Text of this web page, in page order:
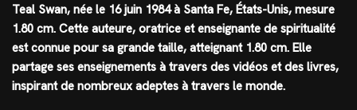
Teal Swan, née le 16 juin 1984 à Santa Fe, États-Unis, mesure
1.80 cm. Cette auteure, oratrice et enseignante de spiritualité
est connue pour sa grande taille, atteignant 1.80 cm. Elle
partage ses enseignements à travers des vidéos et des livres,
inspirant de nombreux adeptes à travers le monde.